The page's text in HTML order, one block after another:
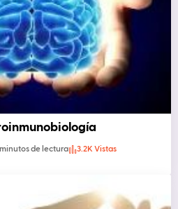
minutos de lectura 3.2K Vistas